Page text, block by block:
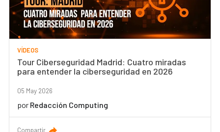
VÍDEOS
Tour Ciberseguridad Madrid: Cuatro miradas
para entender la ciberseguridad en 2026
05 May 2026
por Redacción Computing
Compartir